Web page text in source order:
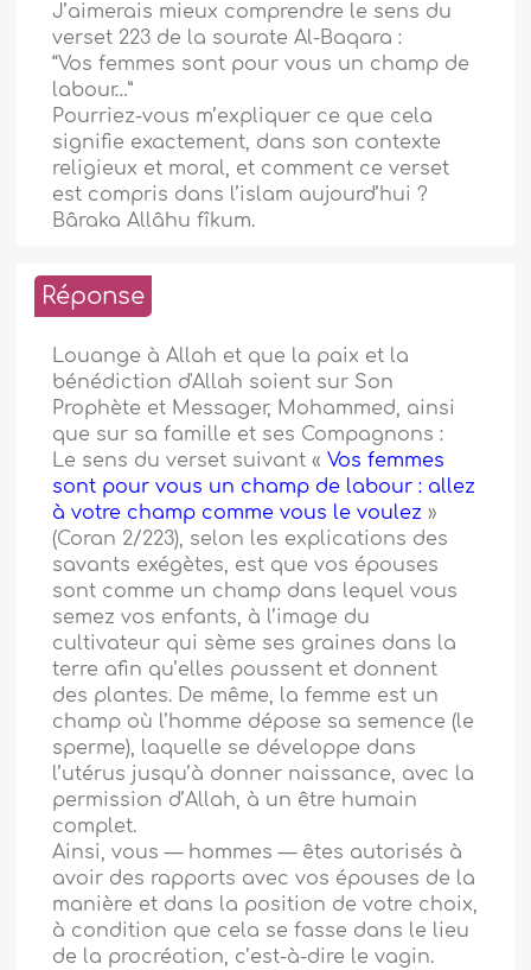
J’aimerais mieux comprendre le sens du
verset 223 de la sourate Al-Baqara :
“Vos femmes sont pour vous un champ de
labour…”
Pourriez-vous m’expliquer ce que cela
signifie exactement, dans son contexte
religieux et moral, et comment ce verset
est compris dans l’islam aujourd’hui ?
Bâraka Allâhu fîkum.
Réponse
Louange à Allah et que la paix et la
bénédiction d'Allah soient sur Son
Prophète et Messager, Mohammed, ainsi
que sur sa famille et ses Compagnons :
Le sens du verset suivant «Vos femmes
sont pour vous un champ de labour : allez
à votre champ comme vous le voulez»
(Coran 2/223), selon les explications des
savants exégètes, est que vos épouses
sont comme un champ dans lequel vous
semez vos enfants, à l’image du
cultivateur qui sème ses graines dans la
terre afin qu’elles poussent et donnent
des plantes. De même, la femme est un
champ où l’homme dépose sa semence (le
sperme), laquelle se développe dans
l’utérus jusqu’à donner naissance, avec la
permission d’Allah, à un être humain
complet.
Ainsi, vous — hommes — êtes autorisés à
avoir des rapports avec vos épouses de la
manière et dans la position de votre choix,
à condition que cela se fasse dans le lieu
de la procréation, c’est-à-dire le vagin.